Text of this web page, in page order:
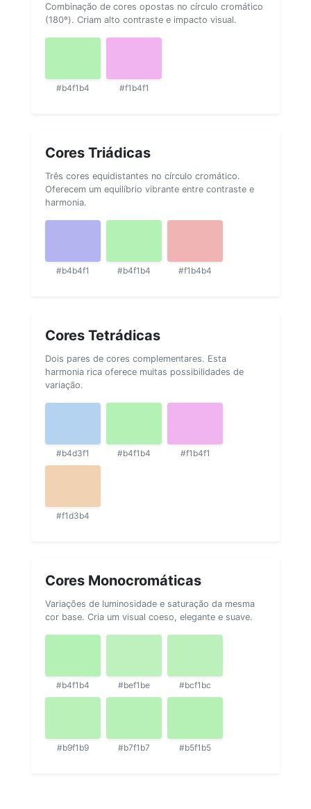
Combinação de cores opostas no círculo cromático
(180º). Criam alto contraste e impacto visual.
#b4f1b4 #f1b4f1
Cores Triádicas
Três cores equidistantes no círculo cromático.
Oferecem um equilíbrio vibrante entre contraste e
harmonia.
#b4b4f1 #b4f1b4 #f1b4b4
Cores Tetrádicas
Dois pares de cores complementares. Esta
harmonia rica oferece muitas possibilidades de
variação.
#b4d3f1 #b4f1b4 #f1b4f1
#f1d3b4
Cores Monocromáticas
Variações de luminosidade e saturação da mesma
cor base. Cria um visual coeso, elegante e suave.
#b4f1b4 #bef1be #bcf1bc
#b9f1b9 #b7f1b7 #b5f1b5